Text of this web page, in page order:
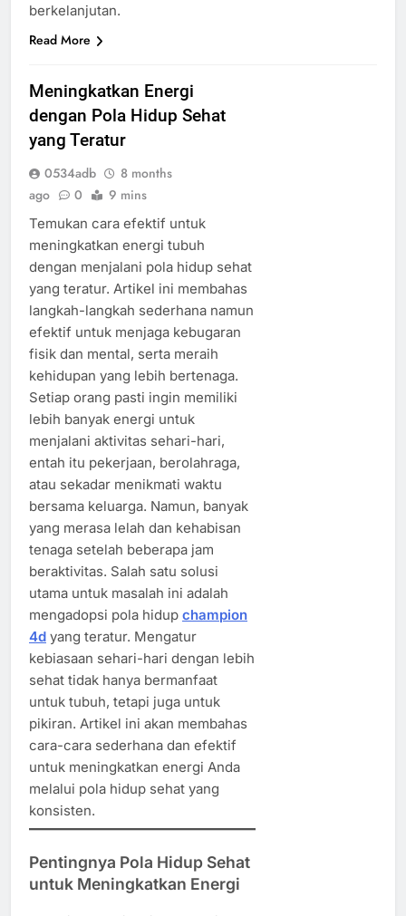
berkelanjutan.
Read More
Meningkatkan Energi
dengan Pola Hidup Sehat
yang Teratur
0534adb
8 months
ago
0 9 mins
Temukan cara efektif untuk
meningkatkan energi tubuh
dengan menjalani pola hidup sehat
yang teratur. Artikel ini membahas
langkah-langkah sederhana namun
efektif untuk menjaga kebugaran
fisik dan mental, serta meraih
kehidupan yang lebih bertenaga.
Setiap orang pasti ingin memiliki
lebih banyak energi untuk
menjalani aktivitas sehari-hari,
entah itu pekerjaan, berolahraga,
atau sekadar menikmati waktu
bersama keluarga. Namun, banyak
yang merasa lelah dan kehabisan
tenaga setelah beberapa jam
beraktivitas. Salah satu solusi
utama untuk masalah ini adalah
mengadopsi pola hidup champion
4d yang teratur. Mengatur
kebiasaan sehari-hari dengan lebih
sehat tidak hanya bermanfaat
untuk tubuh, tetapi juga untuk
pikiran. Artikel ini akan membahas
cara-cara sederhana dan efektif
untuk meningkatkan energi Anda
melalui pola hidup sehat yang
konsisten.
Pentingnya Pola Hidup Sehat
untuk Meningkatkan Energi